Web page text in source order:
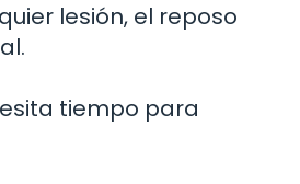
lesión, el reposo
tiempo para